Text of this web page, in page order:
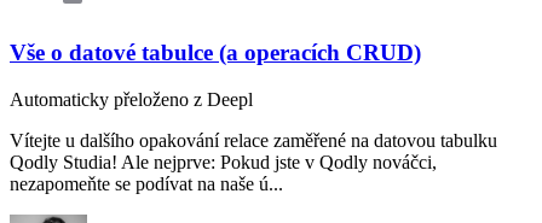
Vše o datové tabulce (a operacích CRUD)
Automaticky přeloženo z Deepl
Vítejte u dalšího opakování relace zaměřené na datovou tabulku
Qodly Studia! Ale nejprve: Pokud jste v Qodly nováčci,
nezapomeňte se podívat na naše ú...